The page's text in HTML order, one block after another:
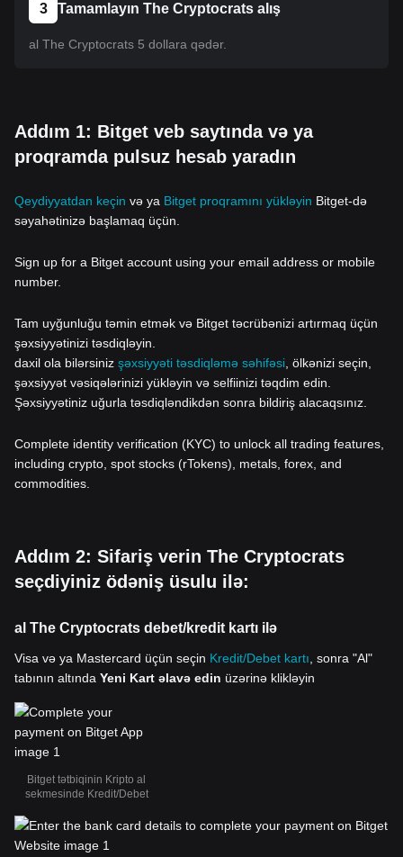
3 Tamamlayın The Cryptocrats alış
al The Cryptocrats 5 dollara qədər.
Addım 1: Bitget veb saytında və ya
proqramda pulsuz hesab yaradın
Qeydiyyatdan keçin və ya Bitget proqramını yükləyin Bitget-də
səyahətinizə başlamaq üçün.
Sign up for a Bitget account using your email address or mobile
number.
Tam uyğunluğu təmin etmək və Bitget təcrübənizi artırmaq üçün
şəxsiyyətinizi təsdiqləyin.
daxil ola bilərsiniz şəxsiyyəti təsdiqləmə səhifəsi , ölkənizi seçin,
şəxsiyyət vəsiqələrinizi yükləyin və selfiinizi təqdim edin.
Şəxsiyyətiniz uğurla təsdiqləndikdən sonra bildiriş alacaqsınız.
Complete identity verification (KYC) to unlock all trading features,
including crypto, spot stocks (rTokens), metals, forex, and
commodities.
Addım 2: Sifariş verin The Cryptocrats
seçdiyiniz ödəniş üsulu ilə:
al The Cryptocrats debet/kredit kartı ilə
Visa və ya Mastercard üçün seçin Kredit/Debet kartı , sonra "Al"
tabının altında Yeni Kart əlavə edin üzərinə klikləyin
Bitget tətbiqinin Kripto al
sekmesinde Kredit/Debet